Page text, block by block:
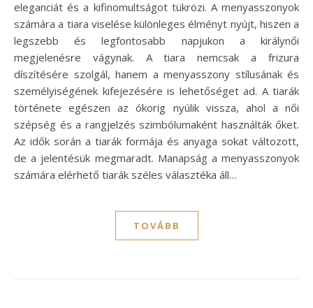
eleganciát és a kifinomultságot tükrözi. A menyasszonyok
számára a tiara viselése különleges élményt nyújt, hiszen a
legszebb és legfontosabb napjukon a királynői
megjelenésre vágynak. A tiara nemcsak a frizura
díszítésére szolgál, hanem a menyasszony stílusának és
személyiségének kifejezésére is lehetőséget ad. A tiarák
története egészen az ókorig nyúlik vissza, ahol a női
szépség és a rangjelzés szimbólumaként használták őket.
Az idők során a tiarák formája és anyaga sokat változott,
de a jelentésük megmaradt. Manapság a menyasszonyok
számára elérhető tiarák széles választéka áll…
TOVÁBB